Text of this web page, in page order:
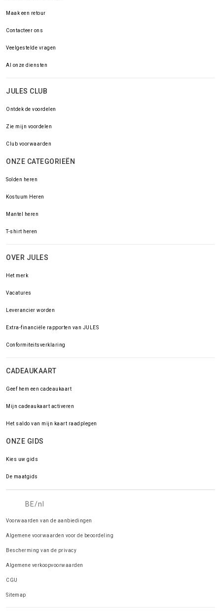
Maak een retour
Contacteer ons
Veelgestelde vragen
Al onze diensten
JULES CLUB
Ontdek de voordelen
Zie mijn voordelen
Club voorwaarden
ONZE CATEGORIEËN
Solden heren
Kostuum Heren
Mantel heren
T-shirt heren
OVER JULES
Het merk
Vacatures
Leverancier worden
Extra-financiële rapporten van JULES
Conformiteitsverklaring
CADEAUKAART
Geef hem een cadeaukaart
Mijn cadeaukaart activeren
Het saldo van mijn kaart raadplegen
ONZE GIDS
Kies uw gids
De maatgids
BE/nl
Voorwaarden van de aanbiedingen
Algemene voorwaarden voor de beoordeling
Bescherming van de privacy
Algemene verkoopvoorwaarden
CGU
Sitemap